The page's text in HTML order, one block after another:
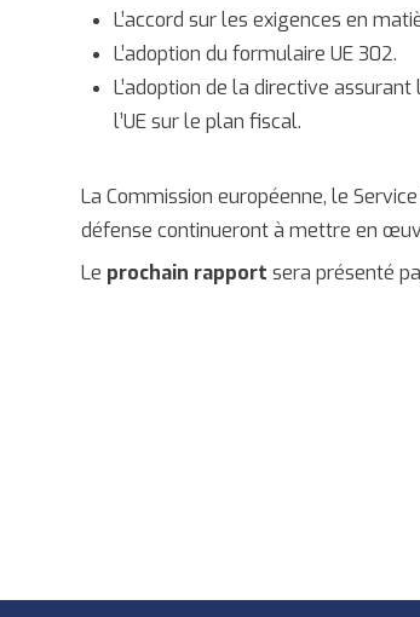
L’accord sur les exigences en
L’adoption du formulaire UE 302.
L’adoption de la directive
l’UE sur le plan fiscal.
La Commission européenne, le
défense continueront à mettre en
Le prochain rapport sera présenté